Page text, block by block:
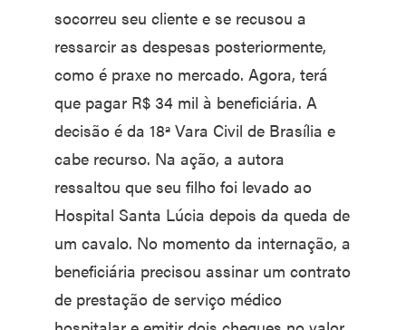
socorreu seu cliente e se recusou a
ressarcir as despesas posteriormente,
como é praxe no mercado. Agora, terá
que pagar R$ 34 mil à beneficiária. A
decisão é da 18ª Vara Civil de Brasília e
cabe recurso. Na ação, a autora
ressaltou que seu filho foi levado ao
Hospital Santa Lúcia depois da queda de
um cavalo. No momento da internação, a
beneficiária precisou assinar um contrato
de prestação de serviço médico